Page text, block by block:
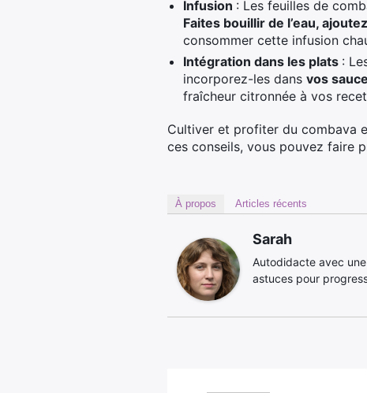
Infusion : Les feuilles de
Faites bouillir de l’eau,
consommer cette infusion
Intégration dans les plats :
incorporez-les dans vos
fraîcheur citronnée à vos
Cultiver et profiter du combava
ces conseils, vous pouvez faire
À propos Articles récents
Sarah
Autodidacte avec
astuces pour